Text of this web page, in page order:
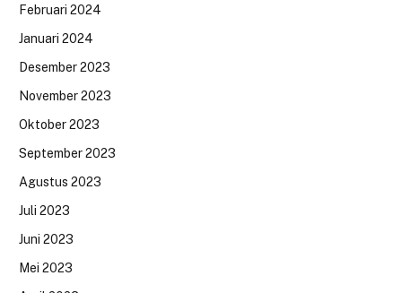
Februari 2024
Januari 2024
Desember 2023
November 2023
Oktober 2023
September 2023
Agustus 2023
Juli 2023
Juni 2023
Mei 2023